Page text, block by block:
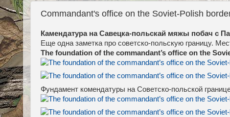
Commandant's office on the Soviet-Polish
Камендатура на Савецка-польскай мяжы побач с
Еще одна заметка про советско-польскую границу.
The foundation of the commandant’s office on the
Фундамент комендатуры на Советско-польской